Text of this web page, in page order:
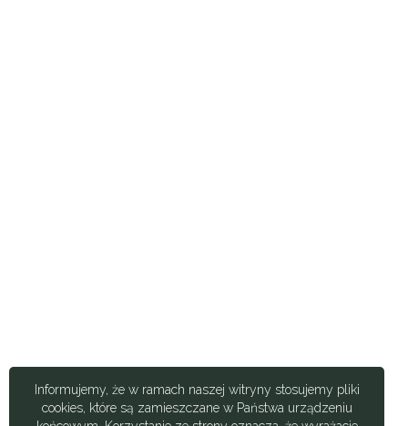
Informujemy, że w ramach naszej witryny stosujemy pliki
cookies, które są zamieszczane w Państwa urządzeniu